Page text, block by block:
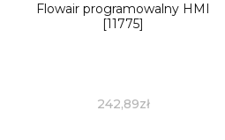
Flowair programowalny HMI
[11775]
242,89zł